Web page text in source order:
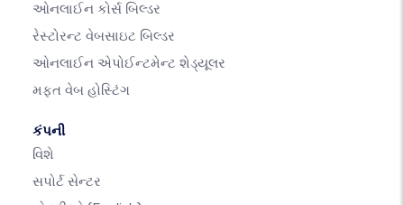
ઓનલાઈન કોર્સ બિલ્ડર
રેસ્ટોરન્ટ વેબસાઇટ બિલ્ડર
ઓનલાઈન એપોઈન્ટમેન્ટ શેડ્યૂલર
મફત વેબ હોસ્ટિંગ
કંપની
વિશે
સપોર્ટ સેન્ટર